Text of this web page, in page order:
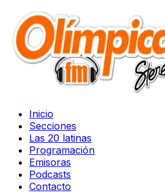
Inicio
Secciones
Las 20 latinas
Programación
Emisoras
Podcasts
Contacto